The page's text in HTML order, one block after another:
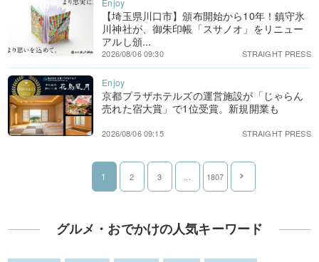
【埼玉県川口市】頒布開始から10年！鎮守氷
川神社が、御朱印帳「スサノオ」をリニュー
アルし頒...
STRAIGHT PRESS
2026/08/06 09:30
京都プラザホテルズの運営施設が「じゃらん
売れた宿大賞」で1位受賞。新規開業も
STRAIGHT PRESS
2026/08/06 09:15
1 2 3 1807
グルメ・おでかけの人気キーワード